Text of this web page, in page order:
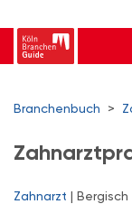
Branchenbuch >
Zahnarzt |